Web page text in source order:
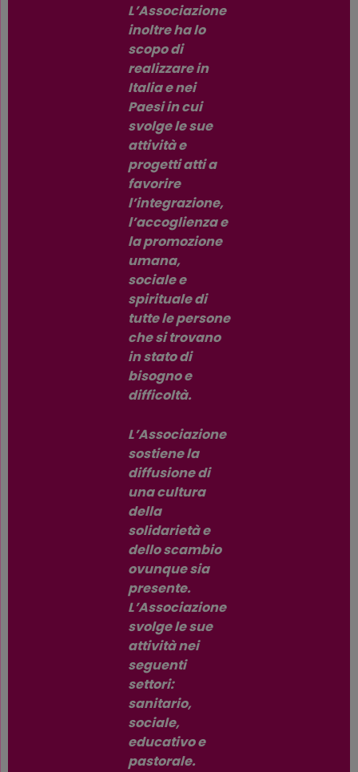
L’Associazione
inoltre ha lo
scopo di
realizzare in
Italia e nei
Paesi in cui
svolge le sue
attività e
progetti atti a
favorire
l’integrazione,
l’accoglienza e
la promozione
umana,
sociale e
spirituale di
tutte le persone
che si trovano
in stato di
bisogno e
difficoltà.
L’Associazione
sostiene la
diffusione di
una cultura
della
solidarietà e
dello scambio
ovunque sia
presente.
L’Associazione
svolge le sue
attività nei
seguenti
settori:
sanitario,
sociale,
educativo e
pastorale.